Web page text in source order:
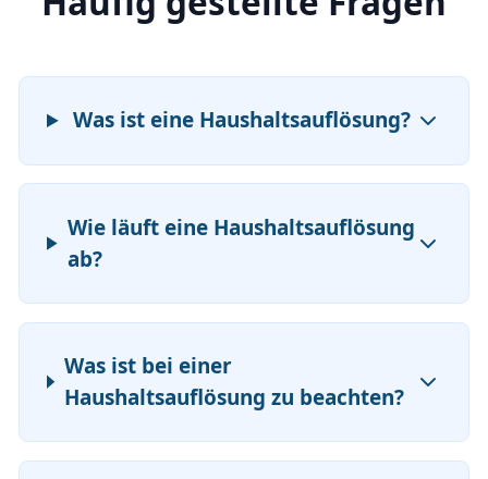
Was ist eine Haushaltsauflösung?
Wie läuft eine Haushaltsauflösung
ab?
Was ist bei einer
Haushaltsauflösung zu beachten?